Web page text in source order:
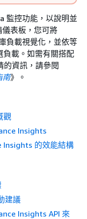
監控功能，以說明並
儀表板，您可將
負載視覺化，並依等
負載。如需有關搭配
的資訊，請參閱
南》。
觀
Insights
Insights 的效能結構
建議
Insights API 來